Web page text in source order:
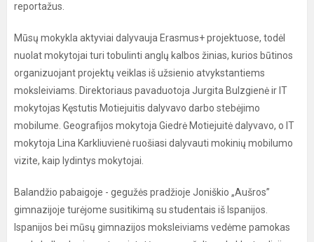
reportažus.
Mūsų mokykla aktyviai dalyvauja Erasmus+ projektuose, todėl
nuolat mokytojai turi tobulinti anglų kalbos žinias, kurios būtinos
organizuojant projektų veiklas iš užsienio atvykstantiems
moksleiviams. Direktoriaus pavaduotoja Jurgita Bulzgienė ir IT
mokytojas Kęstutis Motiejuitis dalyvavo darbo stebėjimo
mobilume. Geografijos mokytoja Giedrė Motiejuitė dalyvavo, o IT
mokytoja Lina Karkliuvienė ruošiasi dalyvauti mokinių mobilumo
vizite, kaip lydintys mokytojai.
Balandžio pabaigoje - gegužės pradžioje Joniškio „Aušros”
gimnazijoje turėjome susitikimą su studentais iš Ispanijos.
Ispanijos bei mūsų gimnazijos moksleiviams vedėme pamokas